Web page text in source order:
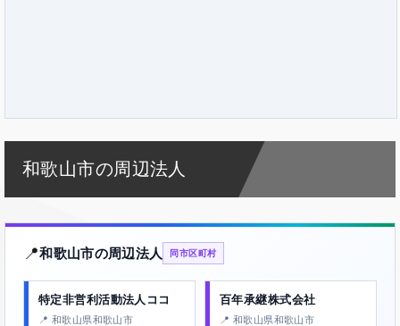
和歌山市の周辺法人
📍和歌山市の周辺法人 同市区町村
特定非営利活動法人ココ
📍 和歌山県和歌山市
百年承継株式会社
📍 和歌山県和歌山市